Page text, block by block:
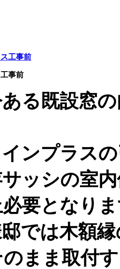
事前
る既設窓
インプラス
ッシの室
要となり
では木額
まま取付